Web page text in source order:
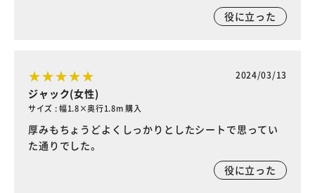
役に立った
2024/03/13
ジャック(女性)
サイズ : 幅1.8×奥行1.8m 購入
厚みもちょうどよくしっかりとしたシートで思ってい
た通りでした。
役に立った